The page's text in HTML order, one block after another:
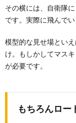
その横には、自衛隊
です。実際に飛んで
模型的な見せ場とい
け。もしかしてマス
が必要です。
もちろんロー